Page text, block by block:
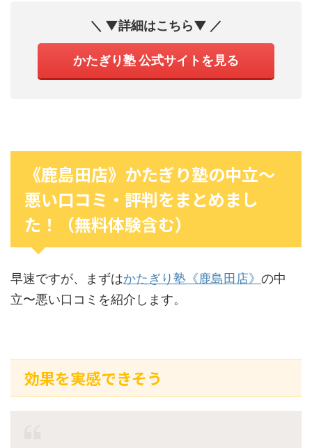
＼ ▼詳細はこちら▼ ／
かたぎり塾 公式サイトを見る
《鹿島田店》かたぎり塾の中立〜
悪い口コミ・評判をまとめまし
た！（無料体験含む）
早速ですが、まずはかたぎり塾《鹿島田店》 の中
立〜悪い口コミを紹介します。
効果を実感できそう